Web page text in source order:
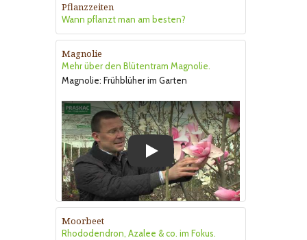
Pflanzzeiten
Wann pflanzt man am besten?
Magnolie
Mehr über den Blütentram Magnolie.
Magnolie: Frühblüher im Garten
Play
Moorbeet
Rhododendron, Azalee & co. im Fokus.